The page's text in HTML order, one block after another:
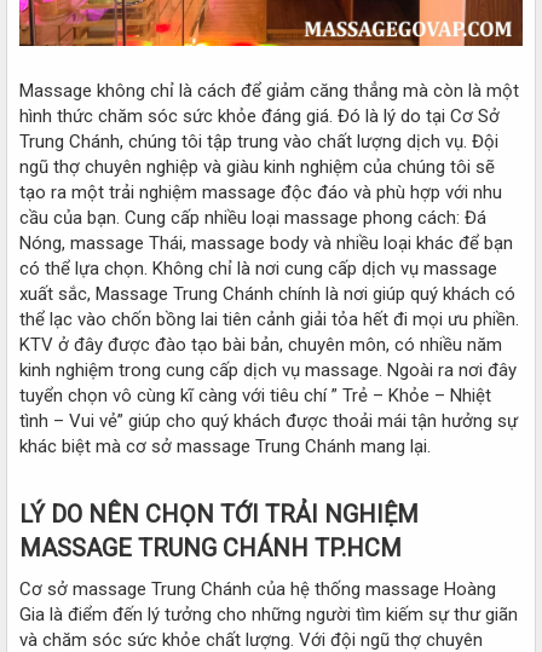
Massage không chỉ là cách để giảm căng thẳng mà còn là một
hình thức chăm sóc sức khỏe đáng giá. Đó là lý do tại Cơ Sở
Trung Chánh, chúng tôi tập trung vào chất lượng dịch vụ. Đội
ngũ thợ chuyên nghiệp và giàu kinh nghiệm của chúng tôi sẽ
tạo ra một trải nghiệm massage độc đáo và phù hợp với nhu
cầu của bạn. Cung cấp nhiều loại massage phong cách: Đá
Nóng, massage Thái, massage body và nhiều loại khác để bạn
có thể lựa chọn. Không chỉ là nơi cung cấp dịch vụ massage
xuất sắc, Massage Trung Chánh chính là nơi giúp quý khách có
thể lạc vào chốn bồng lai tiên cảnh giải tỏa hết đi mọi ưu phiền.
KTV ở đây được đào tạo bài bản, chuyên môn, có nhiều năm
kinh nghiệm trong cung cấp dịch vụ massage. Ngoài ra nơi đây
tuyển chọn vô cùng kĩ càng với tiêu chí ” Trẻ – Khỏe – Nhiệt
tình – Vui vẻ” giúp cho quý khách được thoải mái tận hưởng sự
khác biệt mà cơ sở massage Trung Chánh mang lại.
LÝ DO NÊN CHỌN TỚI TRẢI NGHIỆM
MASSAGE TRUNG CHÁNH TP.HCM
Cơ sở massage Trung Chánh của hệ thống massage Hoàng
Gia là điểm đến lý tưởng cho những người tìm kiếm sự thư giãn
và chăm sóc sức khỏe chất lượng. Với đội ngũ thợ chuyên